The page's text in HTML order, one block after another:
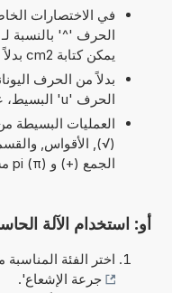
في الاختصارات
يمكن كتابة cm2 بدلاً من cm^2.
الحرف 'u' البسيط، على سبيل المثال uPa بدلاً من µPa.
العمليات البسيطة
الجمع (+) و pi (π) مسموح بها في هذا التوقيت
أو: استخدام الآلة
اختر الفئة
جرعة الإشعاع'.